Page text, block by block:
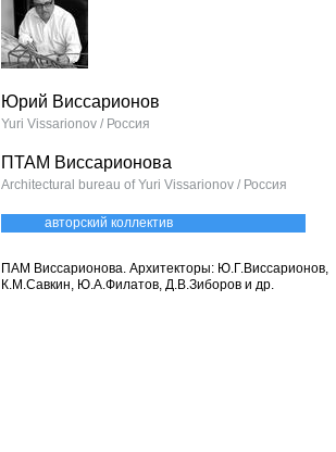
Юрий Виссарионов
Yuri Vissarionov / Россия
ПТАМ Виссарионова
Architectural bureau of Yuri Vissarionov / Россия
авторский коллектив
ПАМ Виссарионова. Архитекторы: Ю.Г.Виссарионов,
К.М.Савкин, Ю.А.Филатов, Д.В.Зиборов и др.